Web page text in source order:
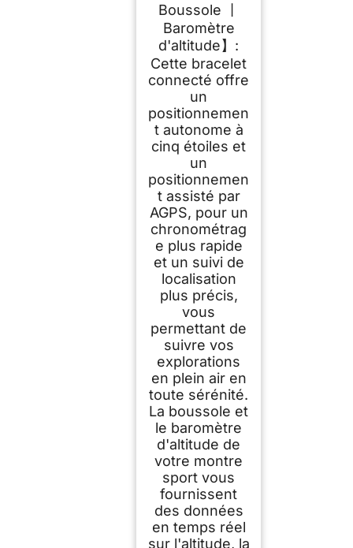
Boussole 丨
Baromètre
d'altitude】:
Cette bracelet
connecté offre
un
positionnemen
t autonome à
cinq étoiles et
un
positionnemen
t assisté par
AGPS, pour un
chronométrag
e plus rapide
et un suivi de
localisation
plus précis,
vous
permettant de
suivre vos
explorations
en plein air en
toute sérénité.
La boussole et
le baromètre
d'altitude de
votre montre
sport vous
fournissent
des données
en temps réel
sur l'altitude, la